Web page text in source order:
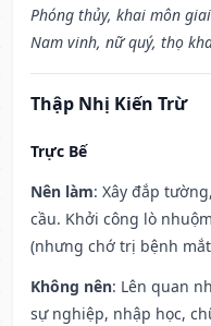
Phóng thủy, khai môn
Nam vinh, nữ quý, thọ
Thập Nhị Kiến Trừ
Trực Bế
Nên làm: Xây đắp
cầu. Khởi công lò
(nhưng chớ trị bệnh
Không nên: Lên quan
sự nghiệp, nhập học,